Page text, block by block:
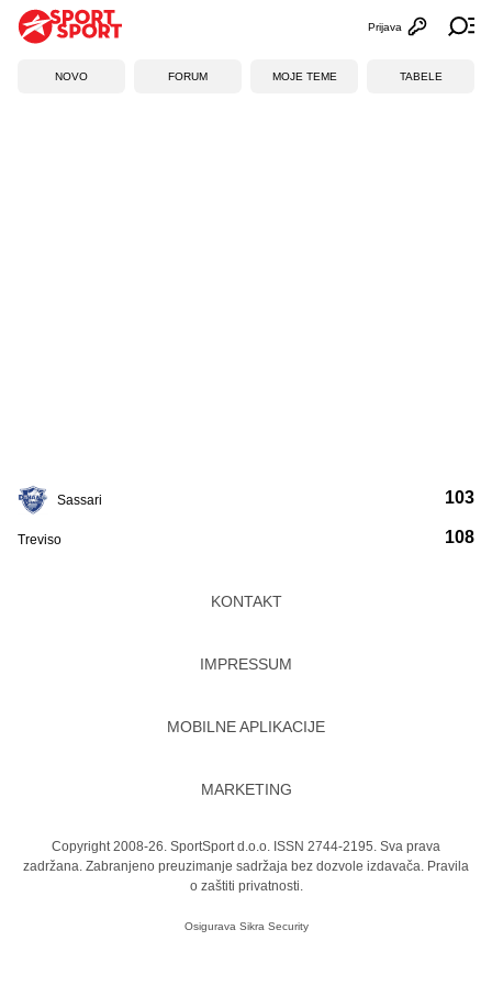
Otvori
Prijava
NOVO FORUM MOJE TEME TABELE
Sassari
Treviso
103
108
KONTAKT
IMPRESSUM
MOBILNE APLIKACIJE
MARKETING
Copyright 2008-26. SportSport d.o.o. ISSN 2744-2195. Sva prava
zadržana. Zabranjeno preuzimanje sadržaja bez dozvole izdavača. Pravila
o zaštiti privatnosti.
Osigurava Sikra Security